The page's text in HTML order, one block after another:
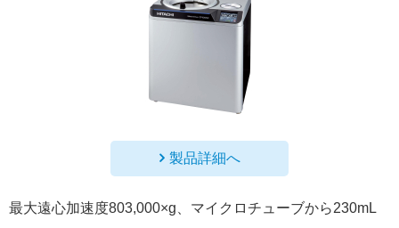
製品詳細へ
最大遠心加速度803,000×g、マイクロチューブから230mL